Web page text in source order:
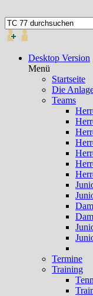
Desktop Version
Menü
Startseite
Die
Teams
Termine
Training